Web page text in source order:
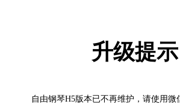
升级提示
自由钢琴H5版本已不再维护，请使用微